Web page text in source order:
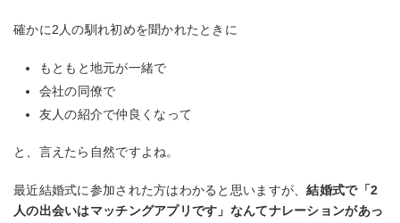
確かに2人の馴れ初めを聞かれたときに
もともと地元が一緒で
会社の同僚で
友人の紹介で仲良くなって
と、言えたら自然ですよね。
最近結婚式に参加された方はわかると思いますが、結婚式で「2
人の出会いはマッチングアプリです」なんてナレーションがあっ